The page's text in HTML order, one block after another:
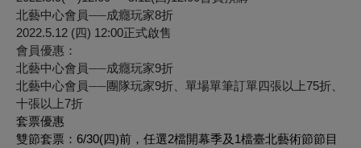
北藝中心會員──成癮玩家8折
2022.5.12 (四) 12:00正式啟售
會員優惠：
北藝中心會員──成癮玩家9折
北藝中心會員──團隊玩家9折、單場單筆訂單四張以上75折、
十張以上7折
套票優惠
雙節套票： 6/30(四)前，任選2檔開幕季及1檔臺北藝術節節目